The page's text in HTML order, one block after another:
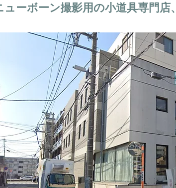
ューボーン撮影用の小道具専門店